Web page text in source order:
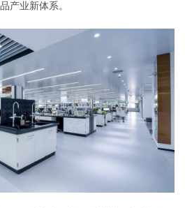
产业新体系。